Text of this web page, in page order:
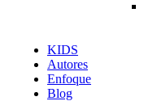
KIDS
Autores
Enfoque
Blog